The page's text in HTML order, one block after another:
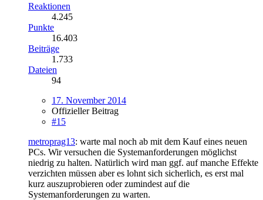
Reaktionen
4.245
Punkte
16.403
Beiträge
1.733
Dateien
94
17. November 2014
Offizieller Beitrag
#15
metroprag13: warte mal noch ab mit dem Kauf eines neuen
PCs. Wir versuchen die Systemanforderungen möglichst
niedrig zu halten. Natürlich wird man ggf. auf manche Effekte
verzichten müssen aber es lohnt sich sicherlich, es erst mal
kurz auszuprobieren oder zumindest auf die
Systemanforderungen zu warten.